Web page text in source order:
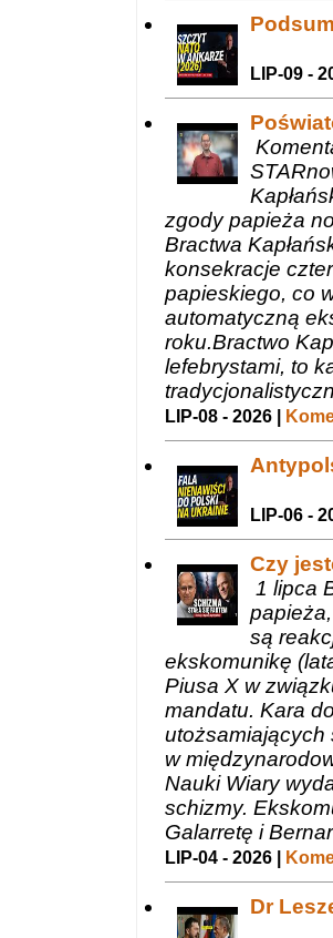
LIP-09 -
zgody papieża
Bractwa
konsekracje
papieskiego, co
automatyczną
roku.Bractwo
lefebrystami, to
LIP-08 - 2026 |
LIP-06 -
Czy
1 lipca
są
ekskomunikę
Piusa X w
mandatu. Kara
utożsamiających
w
Nauki Wiary
schizmy.
Galarretę i
LIP-04 - 2026 |
Dr